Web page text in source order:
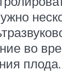
во
плода.